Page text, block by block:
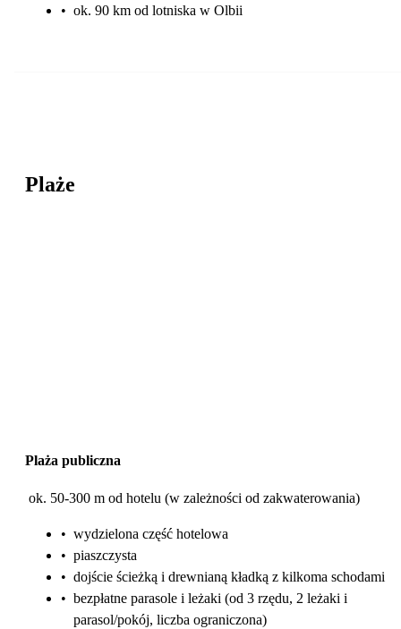
• ok. 90 km od lotniska w Olbii
Plaże
Plaża publiczna
ok. 50-300 m od hotelu (w zależności od zakwaterowania)
• wydzielona część hotelowa
• piaszczysta
• dojście ścieżką i drewnianą kładką z kilkoma schodami
• bezpłatne parasole i leżaki (od 3 rzędu, 2 leżaki i
parasol/pokój, liczba ograniczona)